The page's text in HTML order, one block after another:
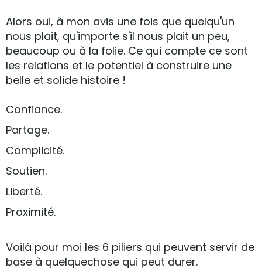
Alors oui, à mon avis une fois que quelqu'un
nous plait, qu'importe s'il nous plait un peu,
beaucoup ou à la folie. Ce qui compte ce sont
les relations et le potentiel à construire une
belle et solide histoire !
Confiance.
Partage.
Complicité.
Soutien.
Liberté.
Proximité.
Voilà pour moi les 6 piliers qui peuvent servir de
base à quelquechose qui peut durer.